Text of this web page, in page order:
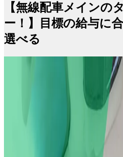
【無線配車メインの
ー！】目標の給与に
選べる